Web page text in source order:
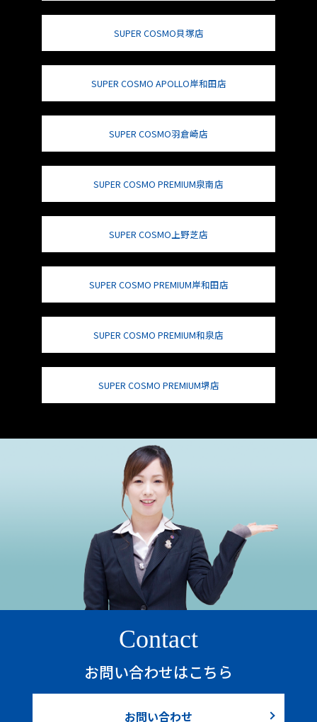
SUPER COSMO貝塚店
SUPER COSMO APOLLO岸和田店
SUPER COSMO羽倉崎店
SUPER COSMO PREMIUM泉南店
SUPER COSMO上野芝店
SUPER COSMO PREMIUM岸和田店
SUPER COSMO PREMIUM和泉店
SUPER COSMO PREMIUM堺店
Contact
お問い合わせはこちら
お問い合わせ